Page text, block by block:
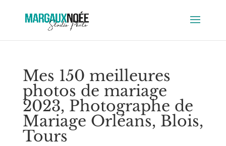
Mes 150 meilleures
photos de mariage
2023, Photographe de
Mariage Orléans, Blois,
Tours